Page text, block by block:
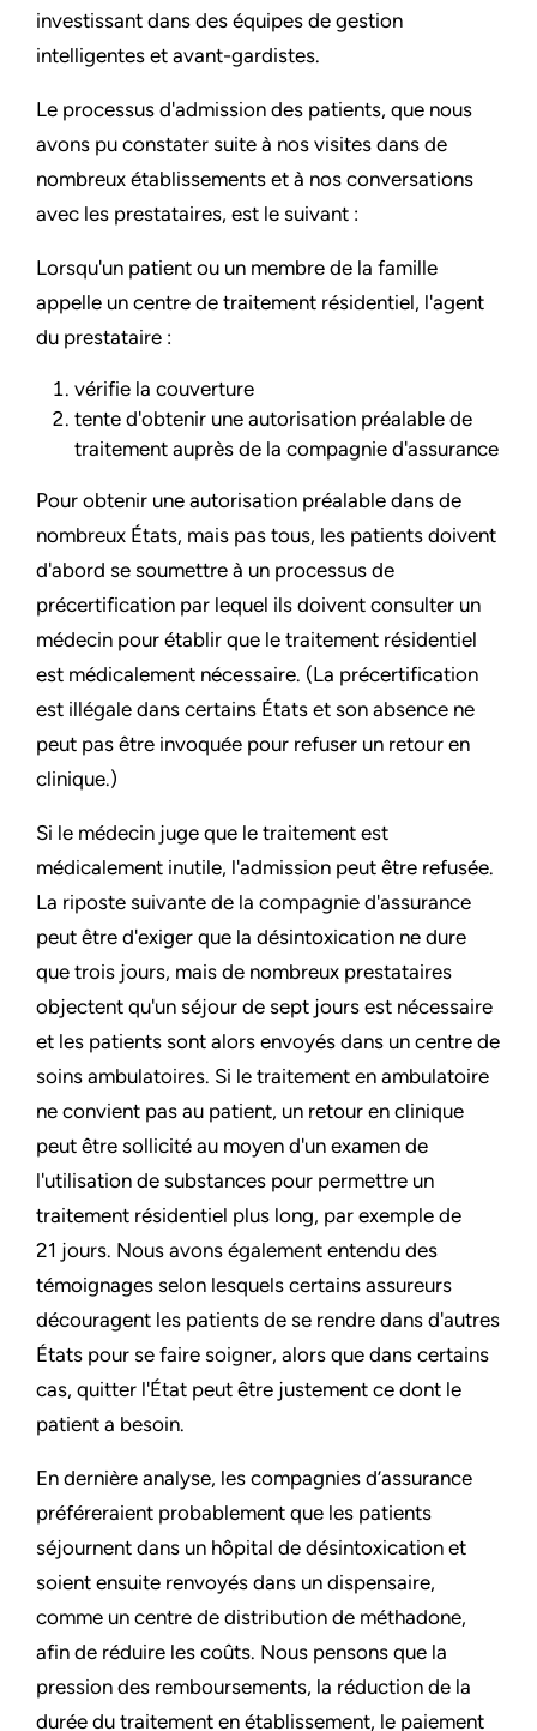
investissant dans des équipes de gestion
intelligentes et avant-gardistes.
Le processus d'admission des patients, que nous
avons pu constater suite à nos visites dans de
nombreux établissements et à nos conversations
avec les prestataires, est le suivant :
Lorsqu'un patient ou un membre de la famille
appelle un centre de traitement résidentiel, l'agent
du prestataire :
vérifie la couverture
tente d'obtenir une autorisation préalable de
traitement auprès de la compagnie d'assurance
Pour obtenir une autorisation préalable dans de
nombreux États, mais pas tous, les patients doivent
d'abord se soumettre à un processus de
précertification par lequel ils doivent consulter un
médecin pour établir que le traitement résidentiel
est médicalement nécessaire. (La précertification
est illégale dans certains États et son absence ne
peut pas être invoquée pour refuser un retour en
clinique.)
Si le médecin juge que le traitement est
médicalement inutile, l'admission peut être refusée.
La riposte suivante de la compagnie d'assurance
peut être d'exiger que la désintoxication ne dure
que trois jours, mais de nombreux prestataires
objectent qu'un séjour de sept jours est nécessaire
et les patients sont alors envoyés dans un centre de
soins ambulatoires. Si le traitement en ambulatoire
ne convient pas au patient, un retour en clinique
peut être sollicité au moyen d'un examen de
l'utilisation de substances pour permettre un
traitement résidentiel plus long, par exemple de
21 jours. Nous avons également entendu des
témoignages selon lesquels certains assureurs
découragent les patients de se rendre dans d'autres
États pour se faire soigner, alors que dans certains
cas, quitter l'État peut être justement ce dont le
patient a besoin.
En dernière analyse, les compagnies d’assurance
préféreraient probablement que les patients
séjournent dans un hôpital de désintoxication et
soient ensuite renvoyés dans un dispensaire,
comme un centre de distribution de méthadone,
afin de réduire les coûts. Nous pensons que la
pression des remboursements, la réduction de la
durée du traitement en établissement, le paiement